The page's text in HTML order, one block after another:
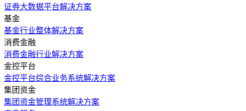
证券大数据平台解决方案
基金
基金行业整体解决方案
消费金融
消费金融行业解决方案
金控平台
金控平台综合业务系统解决方案
集团资金
集团资金管理系统解决方案